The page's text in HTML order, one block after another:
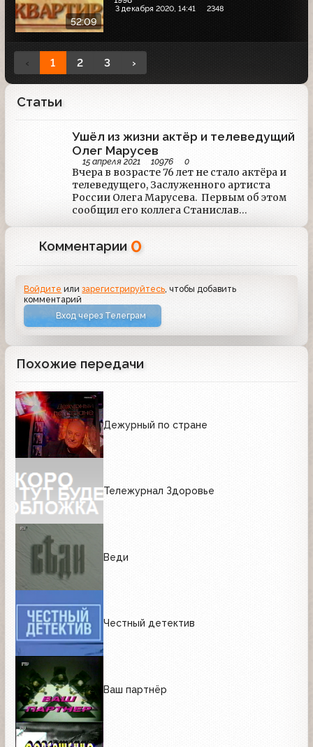
52:09
3 декабря 2020, 14:41 2348
‹ 1 2 3 ›
Статьи
Ушёл из жизни актёр и телеведущий
Олег Марусев
15 апреля 2021 10976 0
Вчера в возрасте 76 лет не стало актёра и
телеведущего, Заслуженного артиста
России Олега Марусева. Первым об этом
сообщил его коллега Станислав
Садальский.
Комментарии 0
Войдите илизарегистрируйтесь , чтобы добавить
комментарий
Вход через Телеграм
Похожие передачи
Дежурный по стране
Тележурнал Здоровье
Веди
Честный детектив
Ваш партнёр